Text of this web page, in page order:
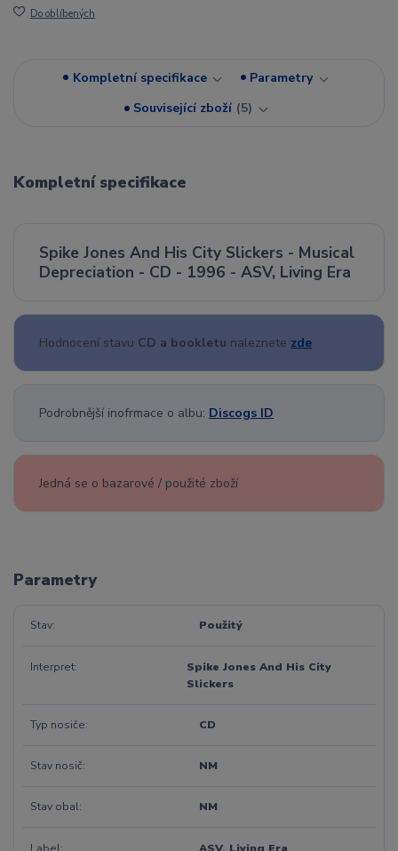
Do oblíbených
Kompletní specifikace
Parametry
Související zboží 5
Kompletní specifikace
Spike Jones And His City Slickers - Musical
Depreciation - CD - 1996 - ASV, Living Era
Hodnocení stavu CD a bookletu naleznete zde
Podrobnější inofrmace o albu: Discogs ID
Jedná se o bazarové / použité zboží
Parametry
Stav Použitý
Interpret
Spike Jones And His City
Slickers
Typ nosiče CD
Stav nosič NM
Stav obal NM
Label ASV, Living Era